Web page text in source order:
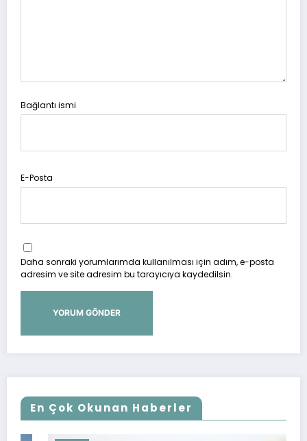
Bağlantı ismi
E-Posta
Daha sonraki yorumlarımda kullanılması için adım, e-posta
adresim ve site adresim bu tarayıcıya kaydedilsin.
En Çok Okunan Haberler